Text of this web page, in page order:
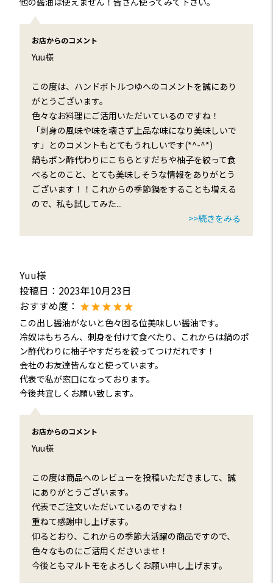
お店からのコメント
Yuu様
この度は、ハンドボトルつゆへのコメントを誠にあり
がとうございます。
色々なお料理にご活用いただいているのですね！
「刺身の風味や味を壊さず上品な味になり美味しいで
す」とのコメントもとてもうれしいです(*^-^*)
鍋もポン酢代わりにこちらとすだちや柚子を絞って食
べるとのこと、とても美味しそうな情報をありがとう
ございます！！これからの季節鍋をすることも増える
ので、私も試してみた...
>>続きをみる
Yuu様
投稿日： 2023年10月23日
おすすめ度：
この出し醤油がないと色々困る位美味しい醤油です。
冷奴はもちろん、刺身を付けて食べたり、これからは鍋のポ
ン酢代わりに柚子やすだちを絞ってつけだれです！
会社のお友達皆んなと使っています。
代表で私が窓口になっております。
今後共宜しくお願い致します。
お店からのコメント
Yuu様
この度は商品へのレビューを投稿いただきまして、誠
にありがとうございます。
代表でご注文いただいているのですね！
重ねて感謝申し上げます。
仰るとおり、これからの季節大活躍の商品ですので、
色々なものにご活用くださいませ！
今後ともマルトモをよろしくお願い申し上げます。